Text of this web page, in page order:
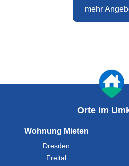
mehr
Orte im
Wohnung Mieten
Dresden
Freital